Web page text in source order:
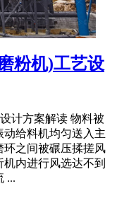
粉机)工艺设
计方案解读 物料被
给料机均匀送入主
环之间被碾压揉搓风
内进行风选达不到
...